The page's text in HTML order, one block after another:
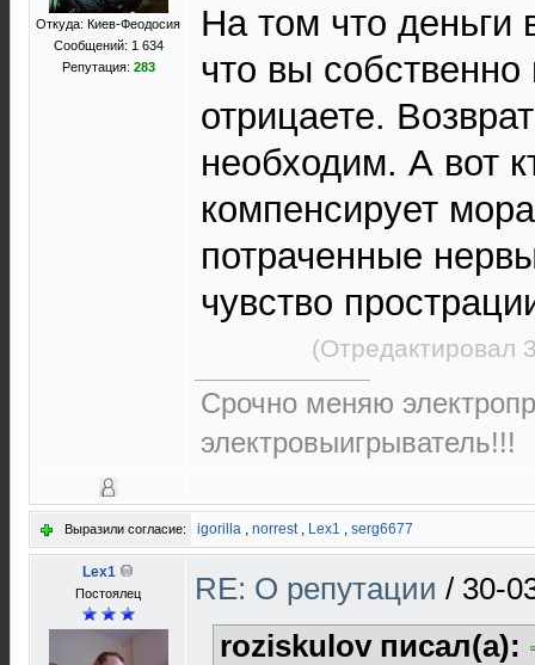
Откуда: Киев-Феодосия
Сообщений: 1 634
Репутация: 283
На том что деньги
что вы собственно
отрицаете.
необходим. А вот
компенсирует
потраченные
чувство
(Отредактировал
Срочно меняю
электровыигрыватель!!!
Выразили согласие: igorilla , norrest, Lex1 , serg6677
Lex1
Постоялец RE: О репутации / 30-
roziskulov писал(а):